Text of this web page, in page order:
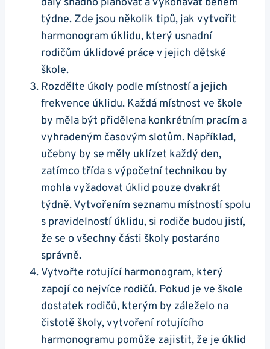
týdne. Zde jsou několik tipů, jak vytvořit
harmonogram úklidu, který usnadní
rodičům úklidové práce v jejich dětské
škole.
Rozdělte úkoly podle místností a jejich
frekvence úklidu. Každá místnost ve škole
by měla být přidělena konkrétním pracím a
vyhradeným časovým slotům. Například,
učebny by se měly uklízet každý den,
zatímco třída s výpočetní technikou by
mohla vyžadovat úklid pouze dvakrát
týdně. Vytvořením seznamu místností spolu
s pravidelností úklidu, si rodiče budou jistí,
že se o všechny části školy postaráno
správně.
Vytvořte rotující harmonogram, který
zapojí co nejvíce rodičů. Pokud je ve škole
dostatek rodičů, kterým by záleželo na
čistotě školy, vytvoření rotujícího
harmonogramu pomůže zajistit, že je úklid